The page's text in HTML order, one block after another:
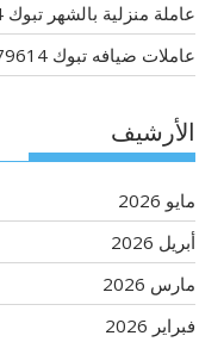
عاملة منزلية بالشهر تبوك 0560279614
عاملات ضيافه تبوك 0560279614
الأرشيف
مايو 2026
أبريل 2026
مارس 2026
فبراير 2026